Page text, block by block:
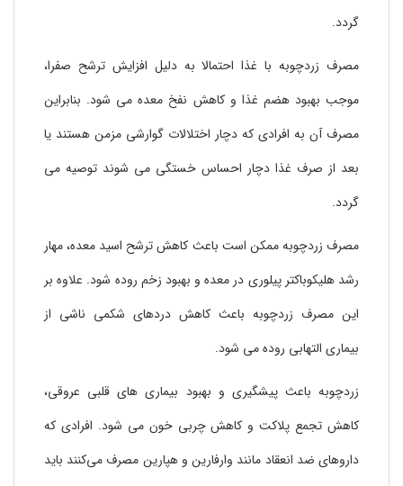
گردد.
مصرف زردچوبه با غذا احتمالا به دلیل افزایش ترشح صفرا،
موجب بهبود هضم غذا و کاهش نفخ معده می شود. بنابراین
مصرف آن به افرادی که دچار اختلالات گوارشی مزمن هستند یا
بعد از صرف غذا دچار احساس خستگی می شوند توصیه می
گردد.
مصرف زردچوبه ممکن است باعث کاهش ترشح اسید معده، مهار
رشد هلیکوباکتر پیلوری در معده و بهبود زخم روده شود. علاوه بر
این مصرف زردچوبه باعث کاهش دردهای شکمی ناشی از
بیماری التهابی روده می شود.
زردچوبه باعث پیشگیری و بهبود بیماری های قلبی عروقی،
کاهش تجمع پلاکت و کاهش چربی خون می شود. افرادی که
داروهای ضد انعقاد مانند وارفارین و هپارین مصرف می‌کنند باید